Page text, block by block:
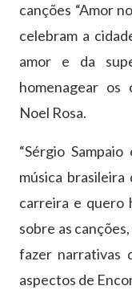
canções “Amor
celebram a
amor e da
homenagear os
Noel Rosa.
“Sérgio
música
carreira e quero
sobre as
fazer narrativas
aspectos de